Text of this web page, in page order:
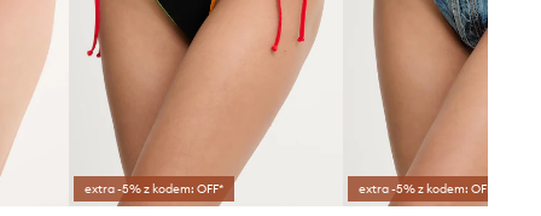
extra -5% z kodem: OFF* extra -5% z kodem: OFF*